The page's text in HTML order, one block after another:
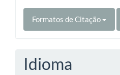
Formatos de Citação
Idioma